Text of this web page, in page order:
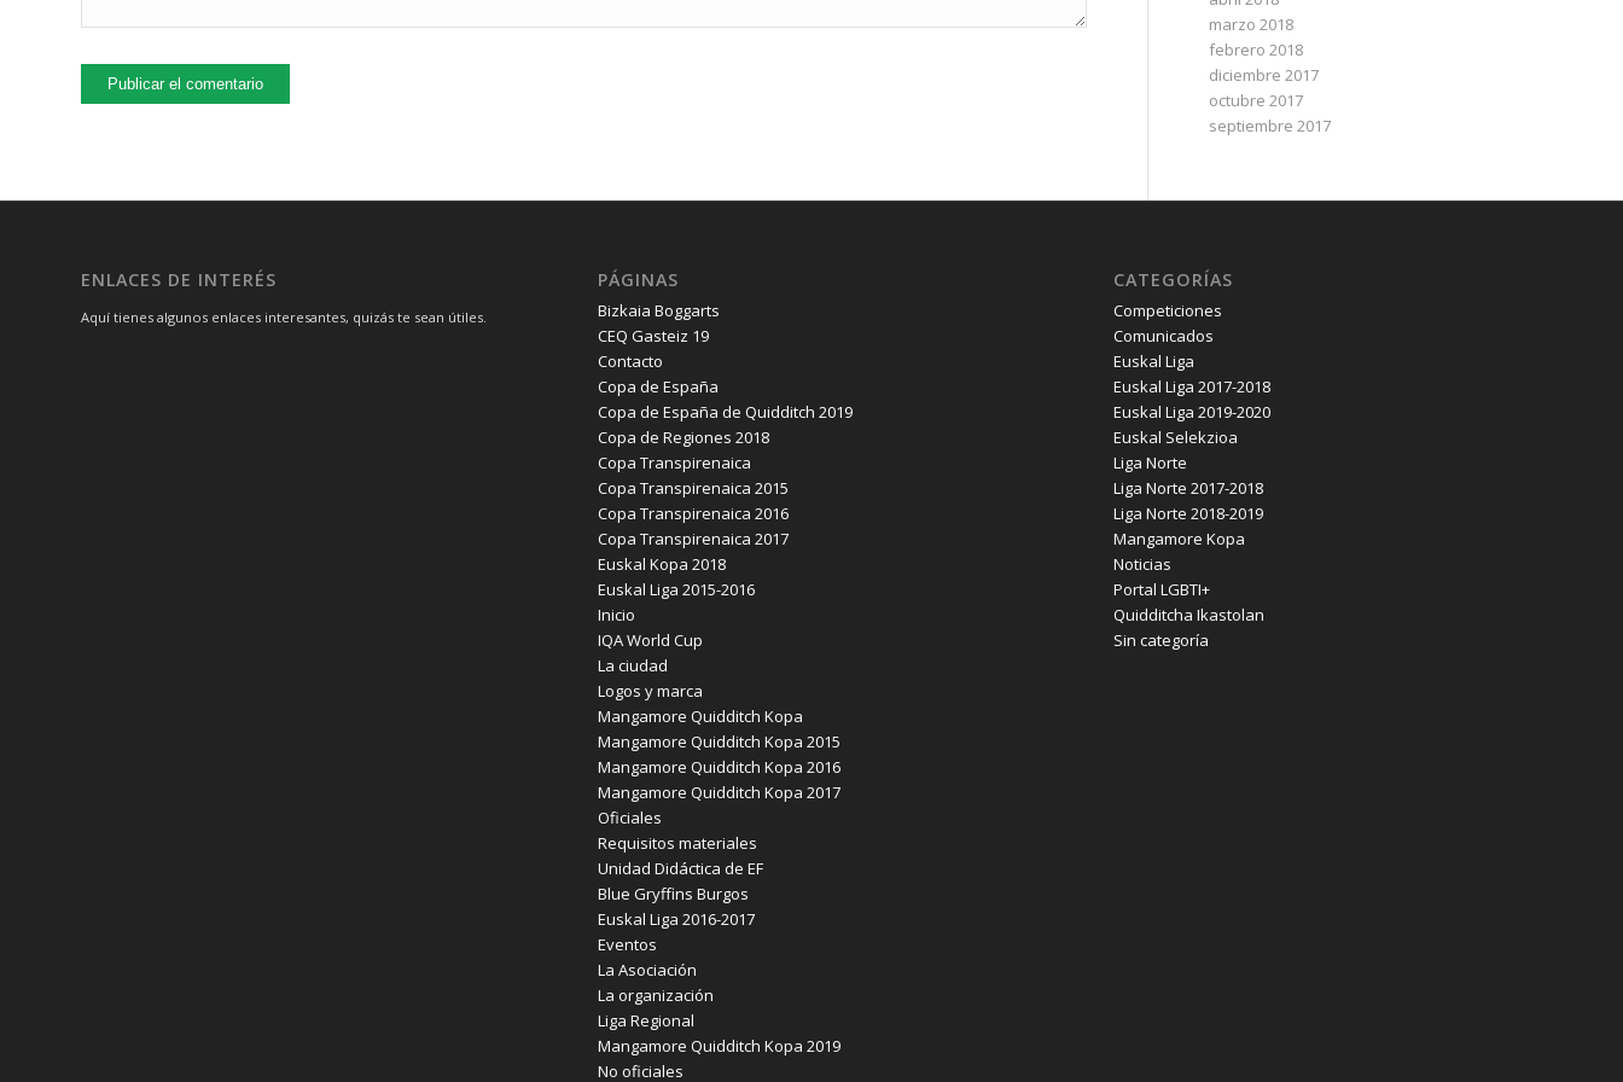
marzo 2018
febrero 2018
diciembre 2017
octubre 2017
septiembre 2017
ENLACES DE INTERÉS
Aquí tienes algunos enlaces interesantes, quizás te sean útiles.
PÁGINAS
Bizkaia Boggarts
CEQ Gasteiz 19
Contacto
Copa de España
Copa de España de Quidditch 2019
Copa de Regiones 2018
Copa Transpirenaica
Copa Transpirenaica 2015
Copa Transpirenaica 2016
Copa Transpirenaica 2017
Euskal Kopa 2018
Euskal Liga 2015-2016
Inicio
IQA World Cup
La ciudad
Logos y marca
Mangamore Quidditch Kopa
Mangamore Quidditch Kopa 2015
Mangamore Quidditch Kopa 2016
Mangamore Quidditch Kopa 2017
Oficiales
Requisitos materiales
Unidad Didáctica de EF
Blue Gryffins Burgos
Euskal Liga 2016-2017
Eventos
La Asociación
La organización
Liga Regional
Mangamore Quidditch Kopa 2019
No oficiales
CATEGORÍAS
Competiciones
Comunicados
Euskal Liga
Euskal Liga 2017-2018
Euskal Liga 2019-2020
Euskal Selekzioa
Liga Norte
Liga Norte 2017-2018
Liga Norte 2018-2019
Mangamore Kopa
Noticias
Portal LGBTI+
Quidditcha Ikastolan
Sin categoría